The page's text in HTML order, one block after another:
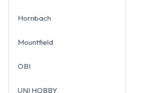
Hornbach
Mountfield
OBI
UNI HOBBY